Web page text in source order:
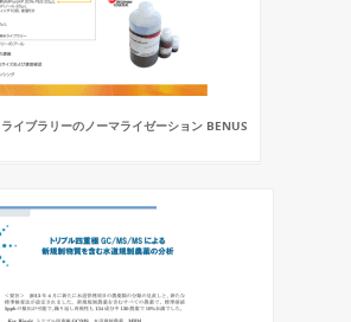
イブラリーのノーマライゼーション BENUS